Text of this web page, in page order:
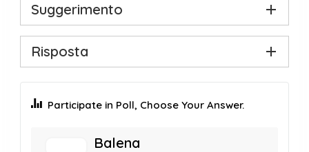
Suggerimento
Risposta
Participate in Poll, Choose Your Answer.
Balena